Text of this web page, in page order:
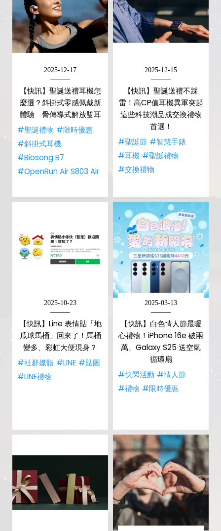
2025-12-17
【快訊】聖誕送禮耳機怎
麼選？斜掛式零感佩戴新
體驗 骨傳導式解放雙耳
#聖誕禮物 #限時優惠
#斜掛式耳機
#Biosong B7
#OpenRun Air S803 Air
2025-12-15
【快訊】聖誕送禮不踩
雷！高CP值耳機異軍突起
這些科技潮品成交換禮物
首選！
#聖誕節 #智慧手錶
#耳機 #聖誕禮物
#交換禮物
2025-10-23
【快訊】Line 表情貼「地
瓜球馬桶」回來了！馬桶
變多、彩虹大便現身？
#社群媒體 #LINE #貼圖
#LINE禮物
2025-03-13
【快訊】白色情人節最暖
心禮物！iPhone 16e 破兩
萬、Galaxy S25 送空氣
循環扇
#快閃活動 #情人節
#禮物 #限時優惠